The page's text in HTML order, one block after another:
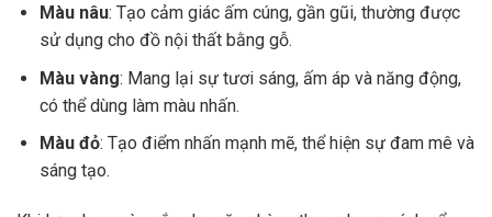
Màu nâu: Tạo cảm giác ấm cúng, gần gũi, thường được
sử dụng cho đồ nội thất bằng gỗ.
Màu vàng: Mang lại sự tươi sáng, ấm áp và năng động,
có thể dùng làm màu nhấn.
Màu đỏ: Tạo điểm nhấn mạnh mẽ, thể hiện sự đam mê và
sáng tạo.